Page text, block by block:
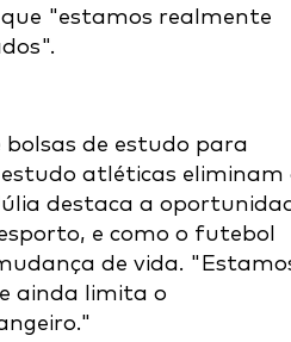
"estamos realmente
de estudo para
atléticas eliminam
destaca a
e como o futebol
de vida.
ainda limita o